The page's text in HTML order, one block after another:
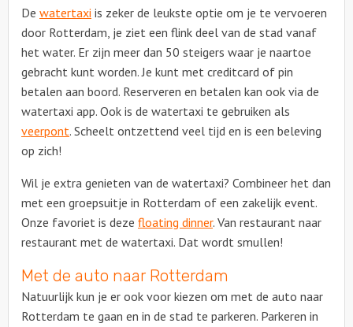
De watertaxi is zeker de leukste optie om je te vervoeren
door Rotterdam, je ziet een flink deel van de stad vanaf
het water. Er zijn meer dan 50 steigers waar je naartoe
gebracht kunt worden. Je kunt met creditcard of pin
betalen aan boord. Reserveren en betalen kan ook via de
watertaxi app. Ook is de watertaxi te gebruiken als
veerpont. Scheelt ontzettend veel tijd en is een beleving
op zich!
Wil je extra genieten van de watertaxi? Combineer het dan
met een groepsuitje in Rotterdam of een zakelijk event.
Onze favoriet is deze floating dinner. Van restaurant naar
restaurant met de watertaxi. Dat wordt smullen!
Met de auto naar Rotterdam
Natuurlijk kun je er ook voor kiezen om met de auto naar
Rotterdam te gaan en in de stad te parkeren. Parkeren in